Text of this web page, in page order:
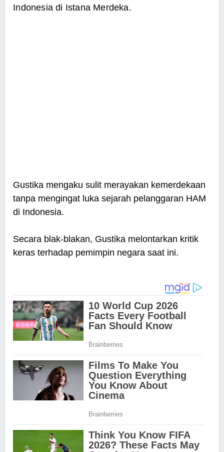
Indonesia di Istana Merdeka.
Gustika mengaku sulit merayakan kemerdekaan
tanpa mengingat luka sejarah pelanggaran HAM
di Indonesia.
Secara blak-blakan, Gustika melontarkan kritik
keras terhadap pemimpin negara saat ini.